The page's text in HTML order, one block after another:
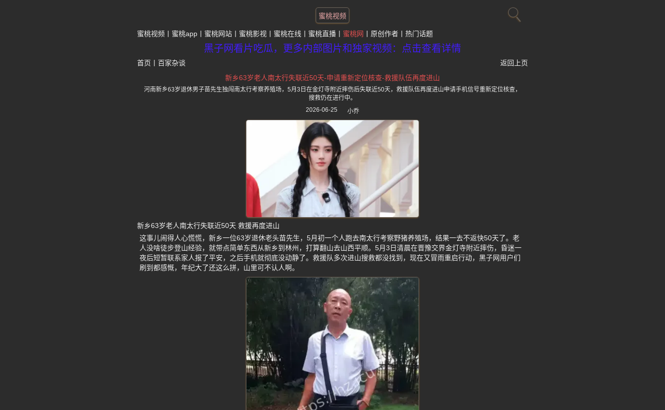
蜜桃视频
蜜桃视频 蜜桃app 蜜桃网站 蜜桃影视 蜜桃在线 蜜桃直播 蜜桃网 原创作者 热门话题
黑子网看片吃瓜，更多内部图片和独家视频：点击查看详情
首页 百家杂谈
返回上页
新乡63岁老人南太行失联近50天-申请重新定位核查-救援队伍再度进山
河南新乡63岁退休男子苗先生独闯南太行考察养殖场，5月3日在金灯寺附近摔伤后失联近50天，救援队伍再度进山申请手机信号重新定位核查，
搜救仍在进行中。
2026-06-25
小乔
新乡63岁老人南太行失联近50天 救援再度进山
这事儿闹得人心慌慌，新乡一位63岁退休老头苗先生，5月初一个人跑去南太行考察野猪养殖场，结果一去不返快50天了。老
人没啥徒步登山经验，就带点简单东西从新乡到林州，打算翻山去山西平顺。5月3日清晨在晋豫交界金灯寺附近摔伤，昏迷一
夜后短暂联系家人报了平安，之后手机就彻底没动静了。救援队多次进山搜救都没找到，现在又冒雨重启行动，黑子网用户们
刷到都感慨，年纪大了还这么拼，山里可不认人啊。